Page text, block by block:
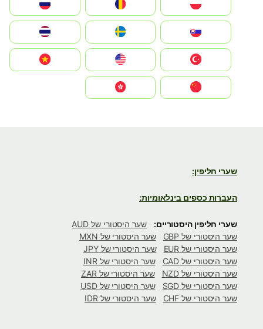
România
Slovensko
United States
Vietnam
שערי חליפין:
העברות כספים בינלאומיות:
שערי חליפין היסטוריים:
שער היסטורי של AUD
שער היסטורי של GBP
שער היסטורי של MXN
שער היסטורי של EUR
שער היסטורי של JPY
שער היסטורי של CAD
שער היסטורי של INR
שער היסטורי של NZD
שער היסטורי של ZAR
שער היסטורי של SGD
שער היסטורי של USD
שער היסטורי של CHF
שער היסטורי של IDR